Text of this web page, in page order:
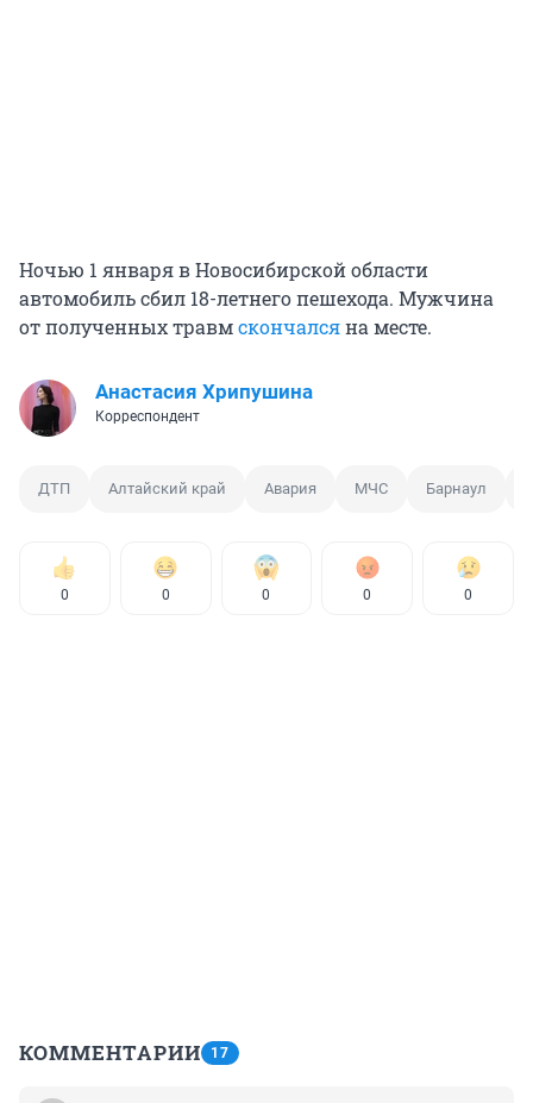
Ночью 1 января в Новосибирской области
автомобиль сбил 18-летнего пешехода. Мужчина
от полученных травмскончалсяна месте.
Анастасия Хрипушина
Корреспондент
ДТП Алтайский край Авария МЧС Барнаул
0 0 0 0 0
КОММЕНТАРИИ 17